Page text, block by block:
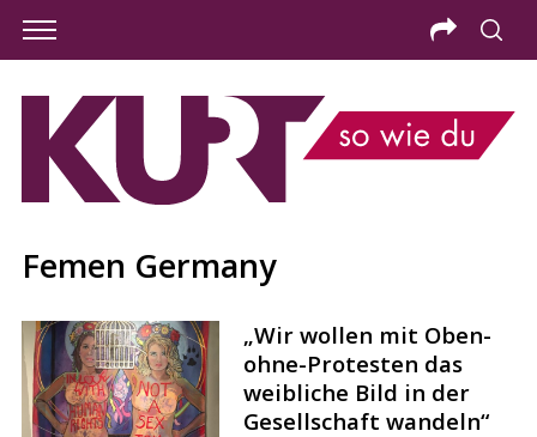
Femen Germany
„Wir wollen mit Oben-
ohne-Protesten das
weibliche Bild in der
Gesellschaft wandeln“